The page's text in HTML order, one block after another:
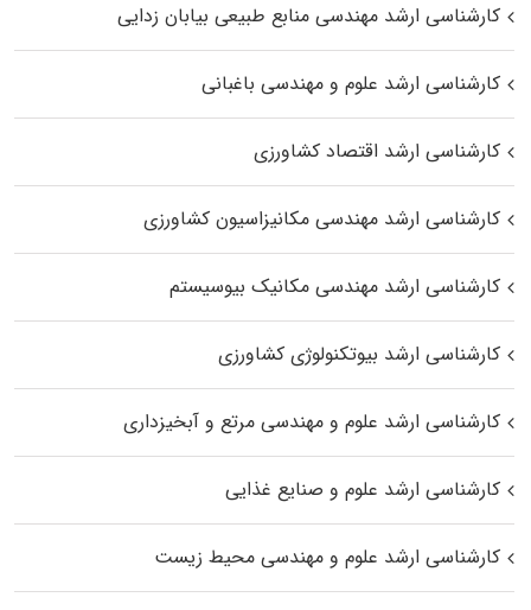
کارشناسی ارشد مهندسی منابع طبیعی بیابان زدایی
کارشناسی ارشد علوم و مهندسی باغبانی
کارشناسی ارشد اقتصاد کشاورزی
کارشناسی ارشد مهندسی مکانیزاسیون کشاورزی
کارشناسی ارشد مهندسی مکانیک بیوسیستم
کارشناسی ارشد بیوتکنولوژی کشاورزی
کارشناسی ارشد علوم و مهندسی مرتع و آبخیزداری
کارشناسی ارشد علوم و صنایع غذایی
کارشناسی ارشد علوم و مهندسی محیط زیست